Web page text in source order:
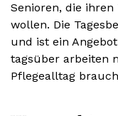
Senioren, die ihren
wollen. Die
und ist ein
tagsüber arbeiten
Pflegealltag